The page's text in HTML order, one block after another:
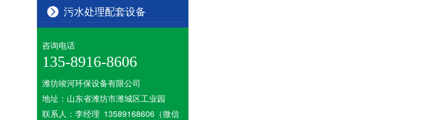
污水处理配套设备
咨询电话
135-8916-8606
潍坊竣河环保设备有限公司
地址：山东省潍坊市潍城区工业园
联系人：李经理 13589168606（微信